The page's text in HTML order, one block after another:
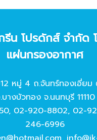
รีน โปรดักส์ จํากัด
แผ่นกรองอากาศ
หมู่ 4 ถ.จันทร์ทองเอี่ย
บางบัวทอง จ.นนทบุรี 11110
, 02-920-8802, 02-
246-6996